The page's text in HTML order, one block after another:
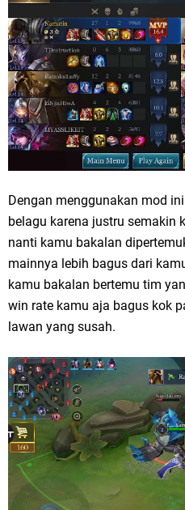
Dengan menggunakan mod
belagu karena justru semakin
nanti kamu bakalan
mainnya lebih bagus dari
kamu bakalan bertemu tim
win rate kamu aja bagus kok
lawan yang susah.